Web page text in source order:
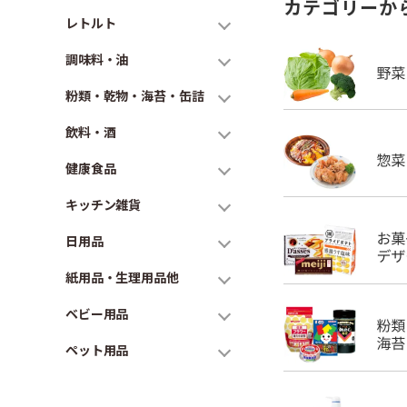
レトルト
調味料・油
粉類・乾物・海苔・缶詰
飲料・酒
健康食品
キッチン雑貨
日用品
紙用品・生理用品他
ベビー用品
ペット用品
カテゴリーか